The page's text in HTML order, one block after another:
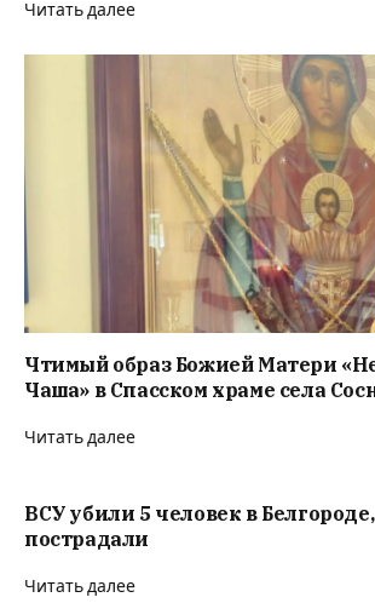
Читать далее
Чтимый образ Божией Матери
Чаша» в Спасском храме села
Читать далее
ВСУ убили 5 человек в
пострадали
Читать далее